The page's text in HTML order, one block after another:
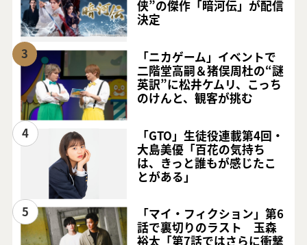
侠”の傑作「暗河伝」が配信
決定
3
「ニカゲーム」イベントで
二階堂高嗣＆猪俣周杜の“謎
英訳”に松井ケムリ、こっち
のけんと、観客が挑む
4
「GTO」生徒役連載第4回・
大島美優「百花の気持ち
は、きっと誰もが感じたこ
とがある」
5
「マイ・フィクション」第6
話で裏切りのラスト 玉森
裕太「第7話ではさらに衝撃